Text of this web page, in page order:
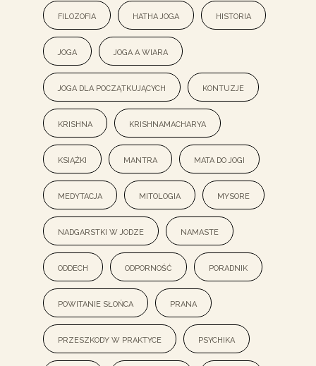
filozofia hatha joga historia
joga joga a wiara
joga dla początkujących kontuzje
krishna Krishnamacharya
książki mantra mata do jogi
medytacja mitologia mysore
nadgarstki w jodze namaste
oddech odporność poradnik
powitanie słońca prana
przeszkody w praktyce psychika